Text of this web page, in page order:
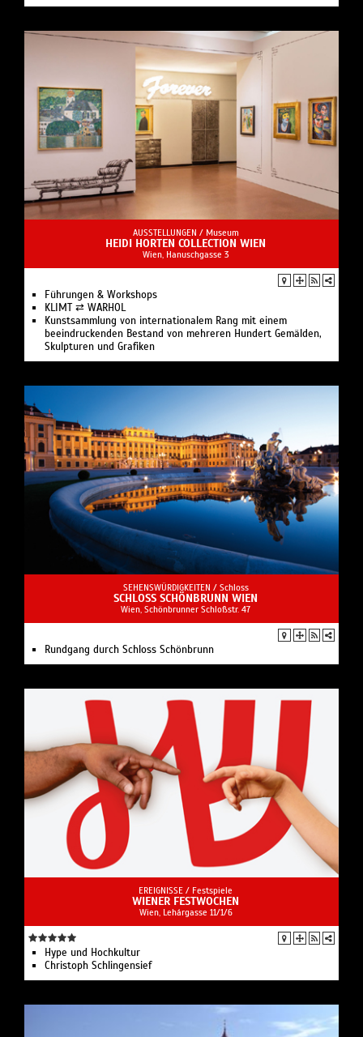
AUSSTELLUNGEN / Museum
HEIDI HORTEN COLLECTION WIEN
Wien, Hanuschgasse 3
Führungen & Workshops
KLIMT ⇄ WARHOL
Kunstsammlung von internationalem Rang mit einem
beeindruckenden Bestand von mehreren Hundert Gemälden,
Skulpturen und Grafiken
SEHENSWÜRDIGKEITEN / Schloss
SCHLOSS SCHÖNBRUNN WIEN
Wien, Schönbrunner Schloßstr. 47
Rundgang durch Schloss Schönbrunn
EREIGNISSE / Festspiele
WIENER FESTWOCHEN
Wien, Lehárgasse 11/1/6
Hype und Hochkultur
Christoph Schlingensief